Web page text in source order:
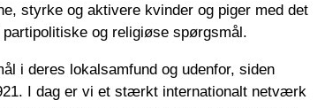
styrke og aktivere kvinder og piger med det
og religiøse spørgsmål.
i deres lokalsamfund og udenfor, siden
I dag er vi et stærkt internationalt netværk